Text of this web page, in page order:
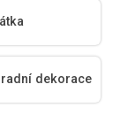
dekorace